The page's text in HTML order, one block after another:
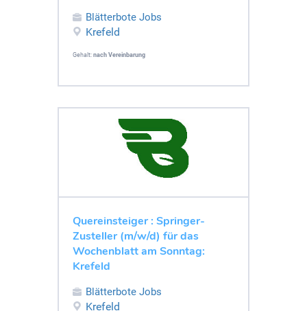
Blätterbote Jobs
Krefeld
Gehalt: nach Vereinbarung
Quereinsteiger : Springer-
Zusteller (m/w/d) für das
Wochenblatt am Sonntag:
Krefeld
Blätterbote Jobs
Krefeld